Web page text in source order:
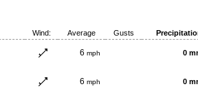
Wind: Average Gusts
6 mph 0
6 mph 0